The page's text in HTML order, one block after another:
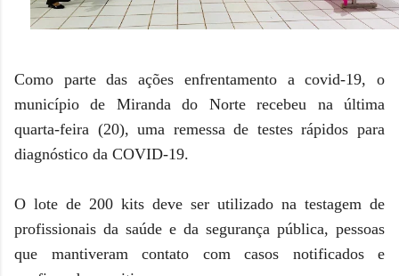
Como parte das ações enfrentamento a covid-19, o
município de Miranda do Norte recebeu na última
quarta-feira (20), uma remessa de testes rápidos para
diagnóstico da COVID-19.
O lote de 200 kits deve ser utilizado na testagem de
profissionais da saúde e da segurança pública, pessoas
que mantiveram contato com casos notificados e